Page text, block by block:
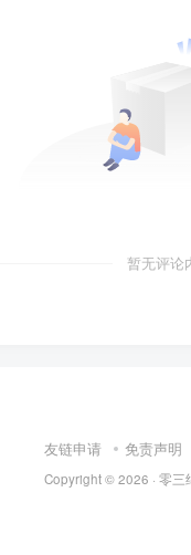
暂无评论
友链申请 免责声明
Copyright © 2026 · 零三